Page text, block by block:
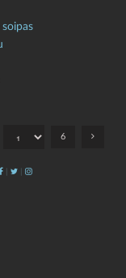
6
| |